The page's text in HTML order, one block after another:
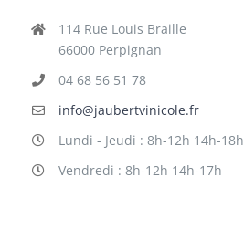
114 Rue Louis Braille
66000 Perpignan
04 68 56 51 78
info@jaubertvinicole.fr
Lundi - Jeudi : 8h-12h 14h-18h
Vendredi : 8h-12h 14h-17h